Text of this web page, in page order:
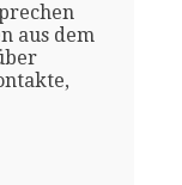
aus dem